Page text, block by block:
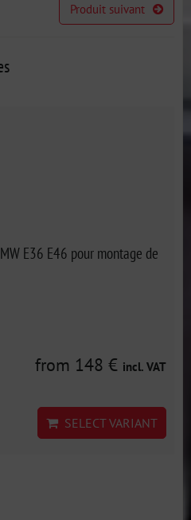
Produit suivant
E36 E46 pour montage de
from 148 € incl. VAT
SELECT VARIANT